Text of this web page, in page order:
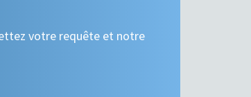
votre requête et notre